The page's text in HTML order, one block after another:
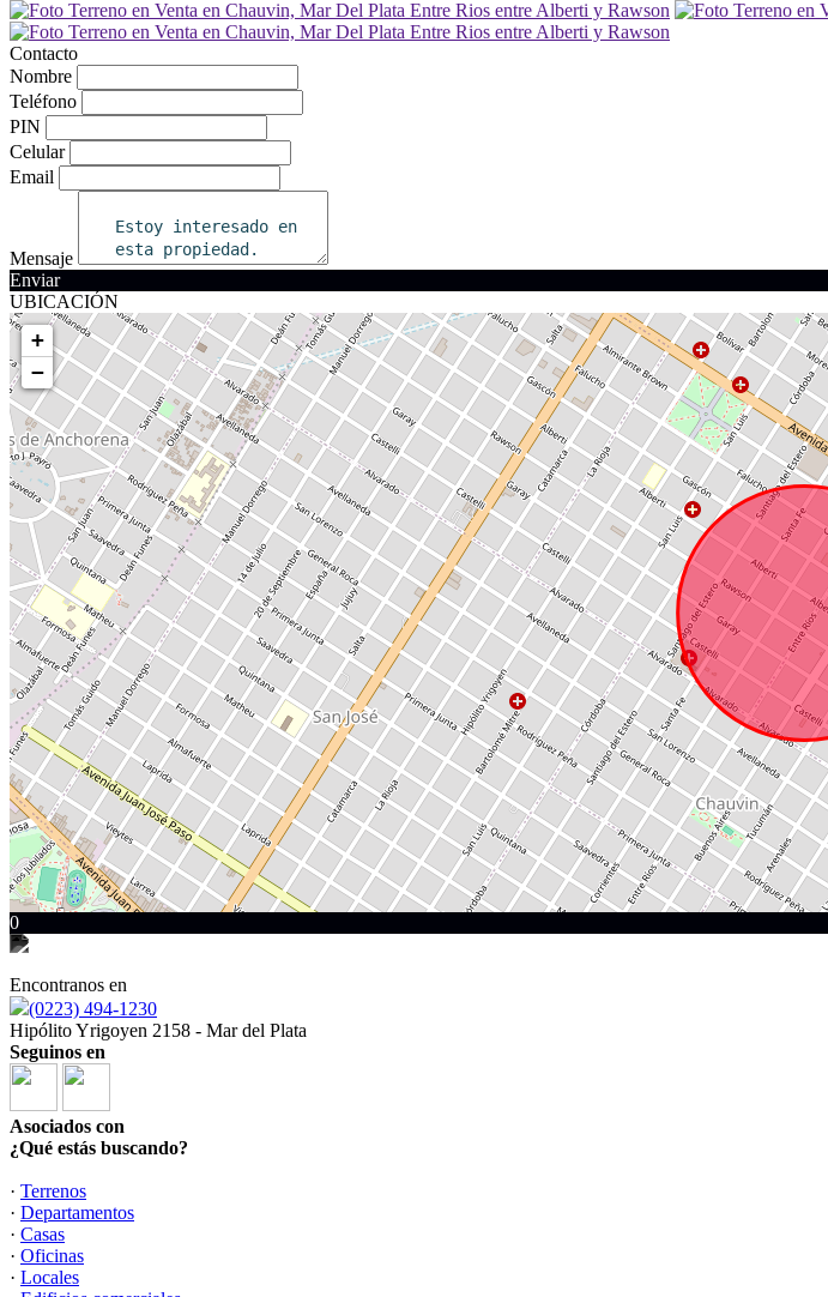
Contacto
Nombre
Teléfono
PIN
Celular
Email
Mensaje
Enviar
UBICACIÓN
+
−
0
Encontranos en
(0223) 494-1230
Hipólito Yrigoyen 2158 - Mar del Plata
Seguinos en
Asociados con
¿Qué estás buscando?
· Terrenos
· Departamentos
· Casas
· Oficinas
· Locales